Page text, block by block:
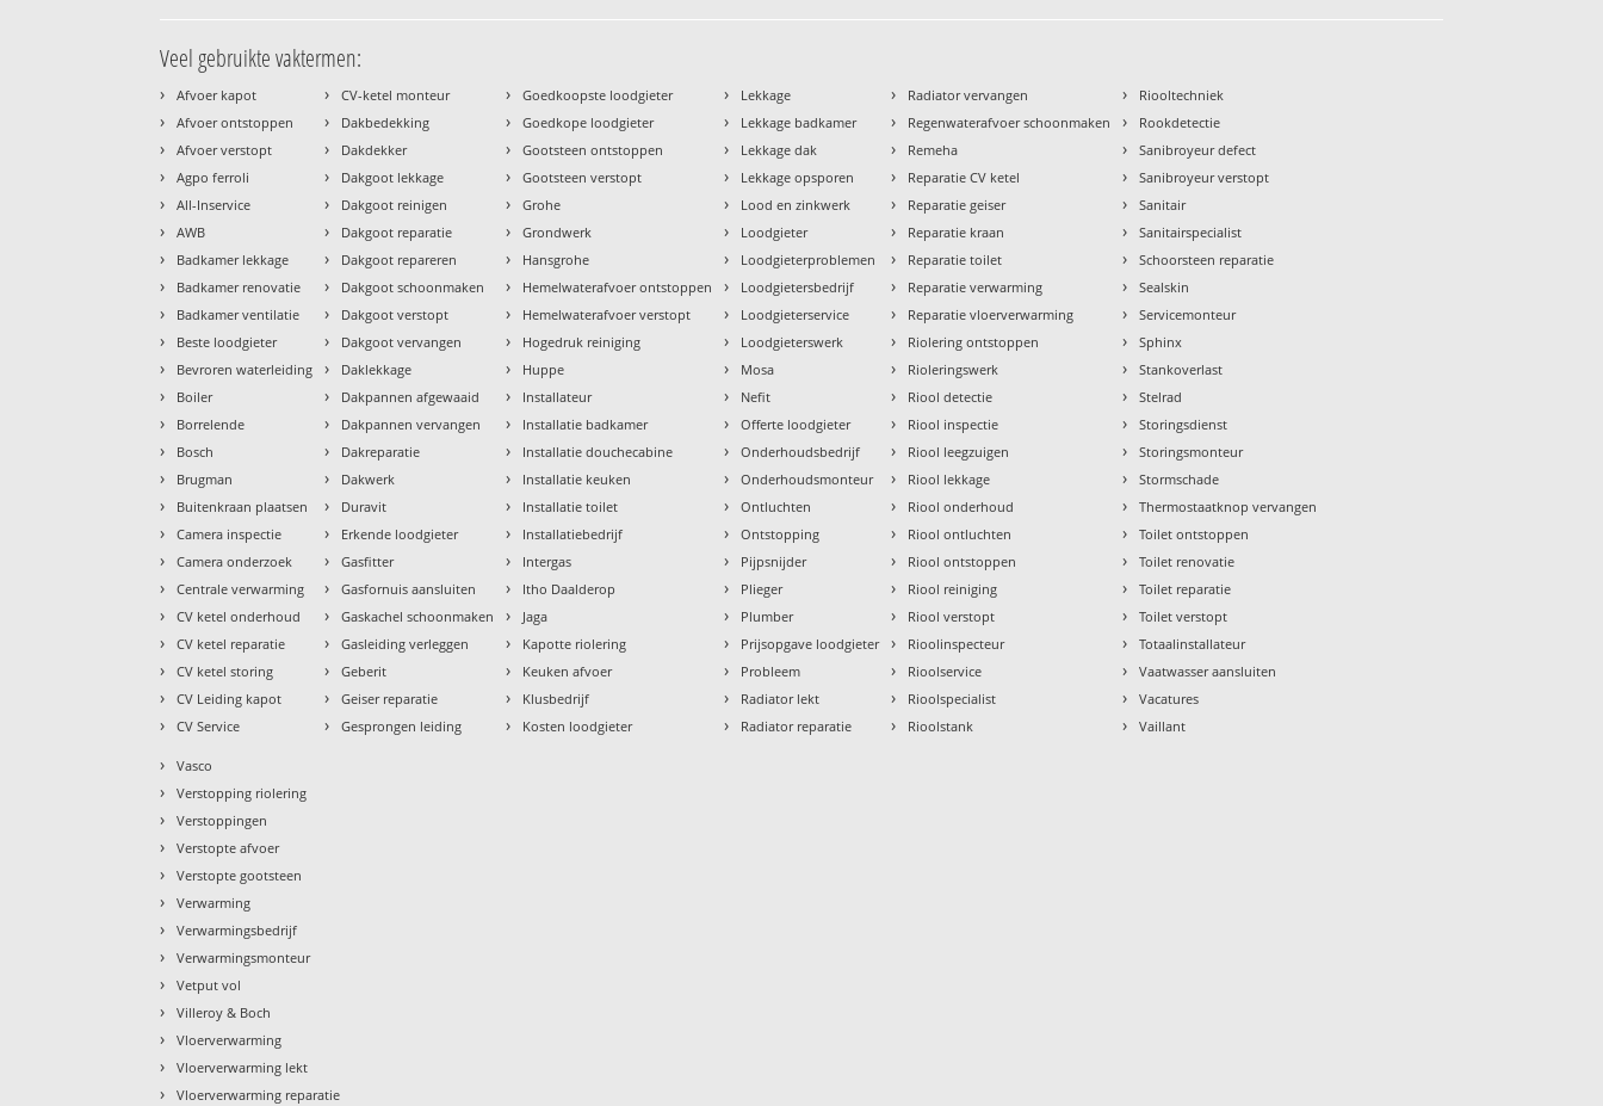
Veel gebruikte vaktermen:
› Afvoer kapot
› Afvoer ontstoppen
› Afvoer verstopt
› Agpo ferroli
› All-Inservice
› AWB
› Badkamer lekkage
› Badkamer renovatie
› Badkamer ventilatie
› Beste loodgieter
› Bevroren waterleiding
› Boiler
› Borrelende
› Bosch
› Brugman
› Buitenkraan plaatsen
› Camera inspectie
› Camera onderzoek
› Centrale verwarming
› CV ketel onderhoud
› CV ketel reparatie
› CV ketel storing
› CV Leiding kapot
› CV Service
› CV-ketel monteur
› Dakbedekking
› Dakdekker
› Dakgoot lekkage
› Dakgoot reinigen
› Dakgoot reparatie
› Dakgoot repareren
› Dakgoot schoonmaken
› Dakgoot verstopt
› Dakgoot vervangen
› Daklekkage
› Dakpannen afgewaaid
› Dakpannen vervangen
› Dakreparatie
› Dakwerk
› Duravit
› Erkende loodgieter
› Gasfitter
› Gasfornuis aansluiten
› Gaskachel schoonmaken
› Gasleiding verleggen
› Geberit
› Geiser reparatie
› Gesprongen leiding
› Goedkoopste loodgieter
› Goedkope loodgieter
› Gootsteen ontstoppen
› Gootsteen verstopt
› Grohe
› Grondwerk
› Hansgrohe
› Hemelwaterafvoer ontstoppen
› Hemelwaterafvoer verstopt
› Hogedruk reiniging
› Huppe
› Installateur
› Installatie badkamer
› Installatie douchecabine
› Installatie keuken
› Installatie toilet
› Installatiebedrijf
› Intergas
› Itho Daalderop
› Jaga
› Kapotte riolering
› Keuken afvoer
› Klusbedrijf
› Kosten loodgieter
› Lekkage
› Lekkage badkamer
› Lekkage dak
› Lekkage opsporen
› Lood en zinkwerk
› Loodgieter
› Loodgieterproblemen
› Loodgietersbedrijf
› Loodgieterservice
› Loodgieterswerk
› Mosa
› Nefit
› Offerte loodgieter
› Onderhoudsbedrijf
› Onderhoudsmonteur
› Ontluchten
› Ontstopping
› Pijpsnijder
› Plieger
› Plumber
› Prijsopgave loodgieter
› Probleem
› Radiator lekt
› Radiator reparatie
› Radiator vervangen
› Regenwaterafvoer schoonmaken
› Remeha
› Reparatie CV ketel
› Reparatie geiser
› Reparatie kraan
› Reparatie toilet
› Reparatie verwarming
› Reparatie vloerverwarming
› Riolering ontstoppen
› Rioleringswerk
› Riool detectie
› Riool inspectie
› Riool leegzuigen
› Riool lekkage
› Riool onderhoud
› Riool ontluchten
› Riool ontstoppen
› Riool reiniging
› Riool verstopt
› Rioolinspecteur
› Rioolservice
› Rioolspecialist
› Rioolstank
› Riooltechniek
› Rookdetectie
› Sanibroyeur defect
› Sanibroyeur verstopt
› Sanitair
› Sanitairspecialist
› Schoorsteen reparatie
› Sealskin
› Servicemonteur
› Sphinx
› Stankoverlast
› Stelrad
› Storingsdienst
› Storingsmonteur
› Stormschade
› Thermostaatknop vervangen
› Toilet ontstoppen
› Toilet renovatie
› Toilet reparatie
› Toilet verstopt
› Totaalinstallateur
› Vaatwasser aansluiten
› Vacatures
› Vaillant
› Vasco
› Verstopping riolering
› Verstoppingen
› Verstopte afvoer
› Verstopte gootsteen
› Verwarming
› Verwarmingsbedrijf
› Verwarmingsmonteur
› Vetput vol
› Villeroy & Boch
› Vloerverwarming
› Vloerverwarming lekt
› Vloerverwarming reparatie